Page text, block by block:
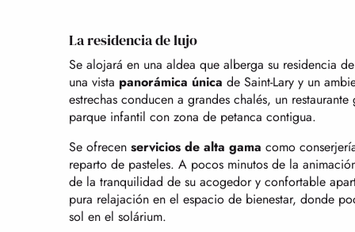
La residencia de lujo
Se alojará en una aldea que alberga su residencia
una vista panorámica única de Saint-Lary y un
estrechas conducen a grandes chalés, un
parque infantil con zona de petanca contigua.
Se ofrecen servicios de alta gama como
reparto de pasteles. A pocos minutos de la
de la tranquilidad de su acogedor y confortable
pura relajación en el espacio de bienestar, donde
sol en el solárium.